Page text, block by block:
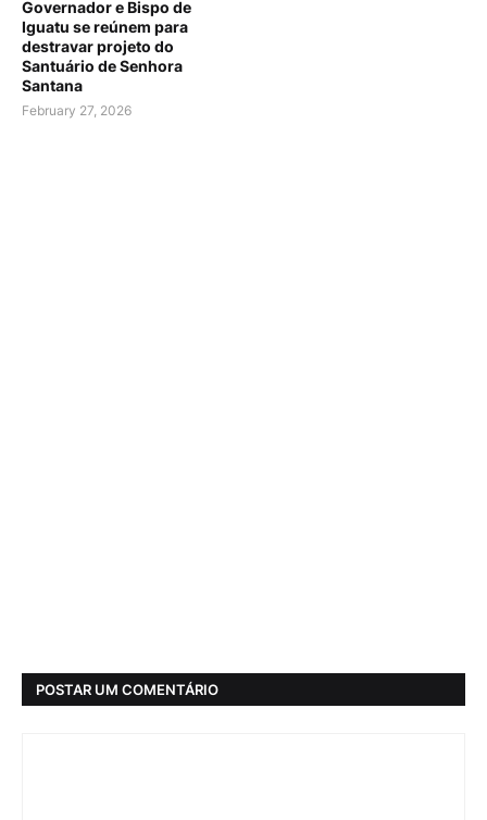
Governador e Bispo de
Iguatu se reúnem para
destravar projeto do
Santuário de Senhora
Santana
February 27, 2026
POSTAR UM COMENTÁRIO